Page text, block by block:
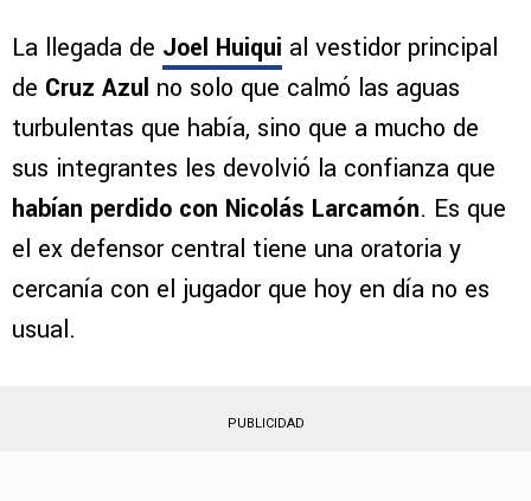
La llegada de Joel Huiqui al vestidor principal
de Cruz Azul no solo que calmó las aguas
turbulentas que había, sino que a mucho de
sus integrantes les devolvió la confianza que
habían perdido con Nicolás Larcamón. Es que
el ex defensor central tiene una oratoria y
cercanía con el jugador que hoy en día no es
usual.
PUBLICIDAD